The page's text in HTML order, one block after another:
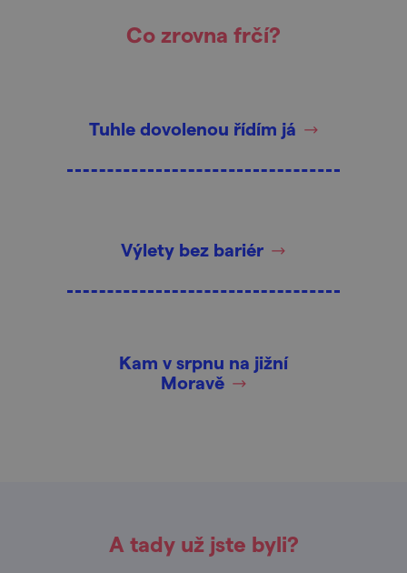
Co zrovna frčí?
Tuhle dovolenou řídím já
Výlety bez bariér
Kam v srpnu na jižní
Moravě
A tady už jste byli?